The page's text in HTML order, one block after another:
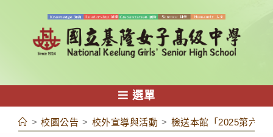
容
選單
> 校園公告 > 校外宣導與活動 > 檢送本館「2025第六屆